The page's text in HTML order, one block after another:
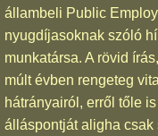
állambeli Public
nyugdíjasoknak szóló
munkatársa. A rövid
múlt évben rengeteg
hátrányairól, erről tőle
álláspontját aligha csak